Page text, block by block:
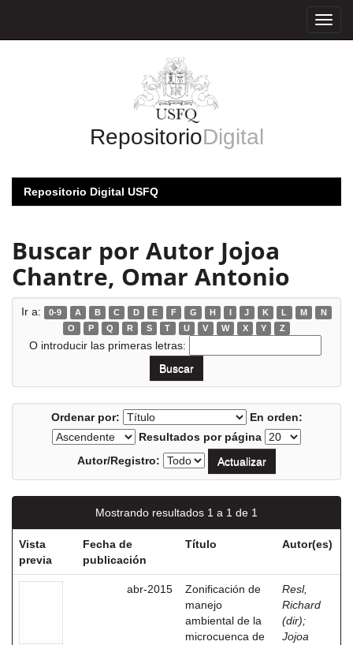
RepositorioDigital
Repositorio Digital USFQ
Buscar por Autor Jojoa
Chantre, Omar Antonio
Ir a: 0-9 A B C D E F G H I J K L M
N
O
P Q R S T U V W X Y Z
O introducir las primeras letras:
Ordenar por:
En orden:
Resultados por página
Autor/Registro:
Mostrando resultados 1 a 1 de 1
Vista
previa
Fecha de
publicación
Título Autor(es)
abr-2015
Zonificación de
manejo
ambiental de la
microcuenca de
Resl,
Richard
(dir);
Jojoa